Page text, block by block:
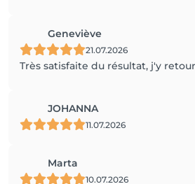
Geneviève
21.07.2026
Très satisfaite du résultat, j'y
JOHANNA
11.07.2026
Marta
10.07.2026